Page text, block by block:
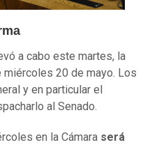
a cabo este martes, la
20 de mayo. Los
y en particular el
al Senado.
en la Cámara será